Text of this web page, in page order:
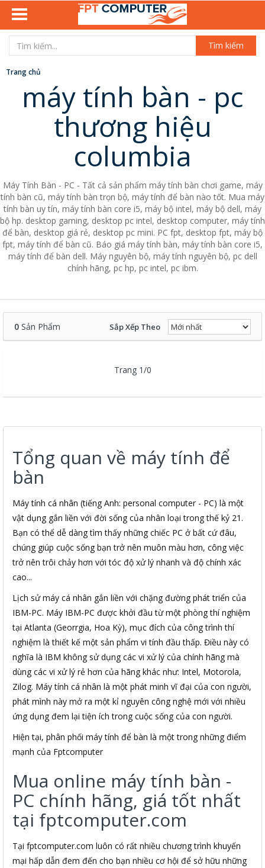
Tìm kiếm
Trang chủ
máy tính bàn - pc
thương hiệu
columbia
Máy Tính Bàn - PC - Tất cả sản phẩm máy tính bàn chơi game, máy
tính bàn cũ, máy tính bàn trọn bộ, máy tính để bàn nào tốt. Mua máy
tính bàn uy tín, máy tính bàn core i5, máy bộ intel, máy bộ dell, máy
bộ hp. desktop gaming, desktop pc intel, desktop computer, máy tính
để bàn, desktop giá rẻ, desktop pc mini. PC fpt, desktop fpt, máy bộ
fpt, máy tính để bàn cũ. Báo giá máy tính bàn, máy tính bàn core i5,
máy tính để bàn dell. Máy nguyên bộ, máy tính nguyên bộ, pc dell
chính hãng, pc hp, pc intel, pc ibm.
0 Sản Phẩm Sắp Xếp Theo
Trang 1/0
Tổng quan về máy tính để
bàn
Máy tính cá nhân (tiếng Anh: personal computer - PC) là một
vật dụng gắn liền với đời sống của nhân loại trong thế kỷ 21.
Bạn có thể dễ dàng tìm thấy những chiếc PC ở bất cứ đâu,
chúng giúp cuộc sống bạn trở nên muôn màu hơn, công việc
trở nên trôi chảy hơn với tóc độ xử lý nhanh và độ chính xác
cao...
Lịch sử máy cá nhân gắn liền với chặng đường phát triển của
IBM-PC. Máy IBM-PC được khởi đầu từ một phòng thí nghiệm
tại Atlanta (Georrgia, Hoa Kỳ), mục đích của công trình thí
nghiệm là thiết kế một sản phẩm vi tính đầu thấp. Điều này có
nghĩa là IBM không sử dụng các vi xử lý của chính hãng mà
dùng các vi xử lý rẻ hơn của hãng khác như: Intel, Motorola,
Zilog. Máy tính cá nhân là một phát minh vĩ đại của con người,
phát mình này mở ra một kỉ nguyên công nghệ mới với nhiều
ứng dụng đem lại tiện ích trong cuộc sống của con người.
Hiện tại, phân phối máy tính để bàn là một trong những điểm
mạnh của Fptcomputer
Mua online máy tính bàn -
PC chính hãng, giá tốt nhất
tại fptcomputer.com
Tại fptcomputer.com luôn có rất nhiều chương trình khuyến
mại hấp dẫn đem đến cho bạn nhiều cơ hội để sở hữu những